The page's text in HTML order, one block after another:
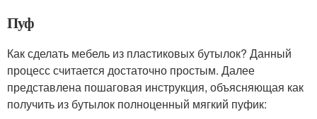
Пуф
Как сделать мебель из пластиковых бутылок? Данный
процесс считается достаточно простым. Далее
представлена пошаговая инструкция, объясняющая как
получить из бутылок полноценный мягкий пуфик: